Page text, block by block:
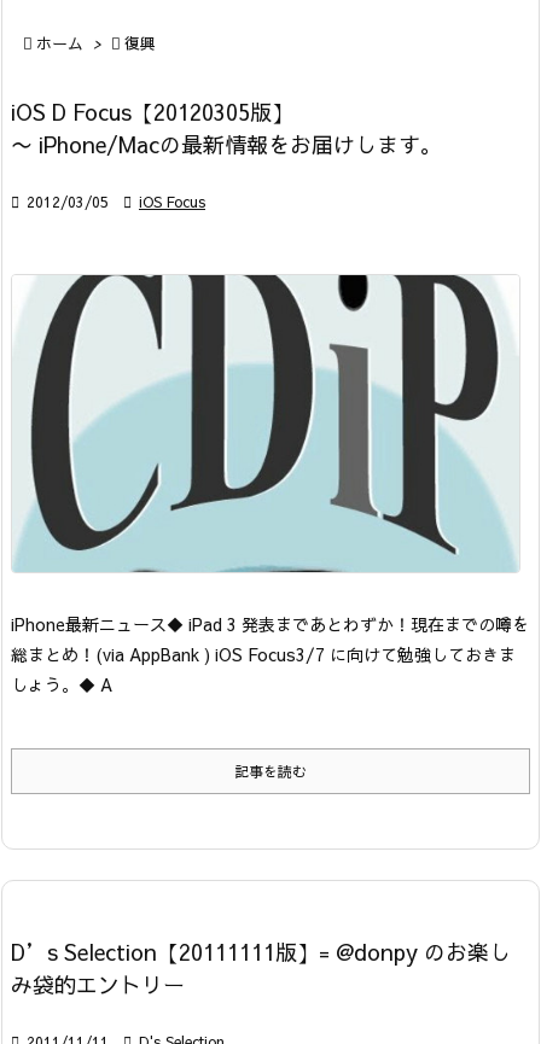
 ホーム >  復興
iOS D Focus【20120305版】
〜 iPhone/Macの最新情報をお届けします。
 2012/03/05  iOS Focus
iPhone最新ニュース◆ iPad 3 発表まであとわずか！現在までの噂を
総まとめ！ (via AppBank ) iOS Focus3/7 に向けて勉強しておきま
しょう。 ◆ A
記事を読む
D’s Selection【20111111版】= @donpy のお楽し
み袋的エントリー